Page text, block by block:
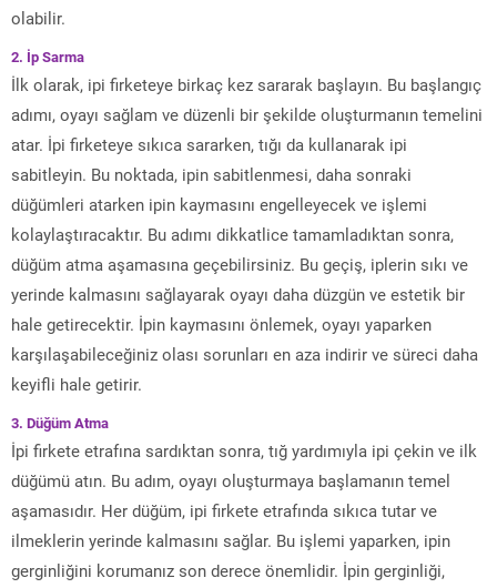
olabilir.
2. İp Sarma
İlk olarak, ipi firketeye birkaç kez sararak başlayın. Bu başlangıç
adımı, oyayı sağlam ve düzenli bir şekilde oluşturmanın temelini
atar. İpi firketeye sıkıca sararken, tığı da kullanarak ipi
sabitleyin. Bu noktada, ipin sabitlenmesi, daha sonraki
düğümleri atarken ipin kaymasını engelleyecek ve işlemi
kolaylaştıracaktır. Bu adımı dikkatlice tamamladıktan sonra,
düğüm atma aşamasına geçebilirsiniz. Bu geçiş, iplerin sıkı ve
yerinde kalmasını sağlayarak oyayı daha düzgün ve estetik bir
hale getirecektir. İpin kaymasını önlemek, oyayı yaparken
karşılaşabileceğiniz olası sorunları en aza indirir ve süreci daha
keyifli hale getirir.
3. Düğüm Atma
İpi firkete etrafına sardıktan sonra, tığ yardımıyla ipi çekin ve ilk
düğümü atın. Bu adım, oyayı oluşturmaya başlamanın temel
aşamasıdır. Her düğüm, ipi firkete etrafında sıkıca tutar ve
ilmeklerin yerinde kalmasını sağlar. Bu işlemi yaparken, ipin
gerginliğini korumanız son derece önemlidir. İpin gerginliği,